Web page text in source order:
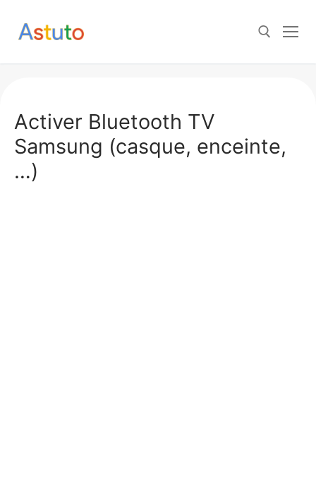
Activer Bluetooth TV
Samsung (casque, enceinte,
…)